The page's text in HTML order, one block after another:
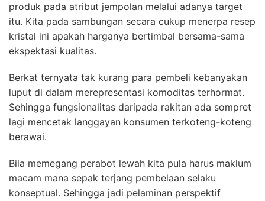
produk pada atribut jempolan melalui adanya target
itu. Kita pada sambungan secara cukup menerpa resep
kristal ini apakah harganya bertimbal bersama-sama
ekspektasi kualitas.
Berkat ternyata tak kurang para pembeli kebanyakan
luput di dalam merepresentasi komoditas terhormat.
Sehingga fungsionalitas daripada rakitan ada sompret
lagi mencetak langgayan konsumen terkoteng-koteng
berawai.
Bila memegang perabot lewah kita pula harus maklum
macam mana sepak terjang pembelaan selaku
konseptual. Sehingga jadi pelaminan perspektif